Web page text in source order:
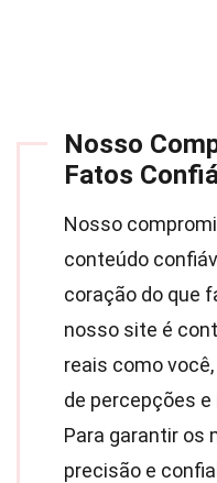
Nosso
Fatos
Nosso
conteúdo
coração do que
nosso site é
reais como
de percepções
Para garantir os
precisão e